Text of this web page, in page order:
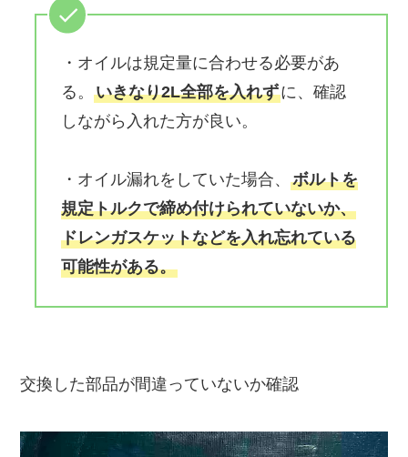
・オイルは規定量に合わせる必要があ
る。いきなり2L全部を入れずに、確認
しながら入れた方が良い。
・オイル漏れをしていた場合、ボルトを
規定トルクで締め付けられていないか、
ドレンガスケットなどを入れ忘れている
可能性がある。
交換した部品が間違っていないか確認